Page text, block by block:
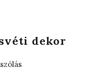
dekor